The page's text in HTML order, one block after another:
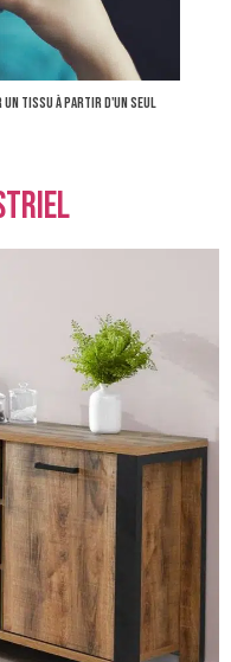
un tissu à partir d'un seul